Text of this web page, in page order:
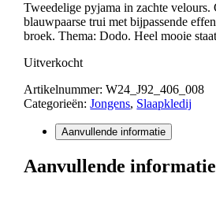
Tweedelige pyjama in zachte velours.
blauwpaarse trui met bijpassende
broek. Thema: Dodo. Heel mooie
Uitverkocht
Artikelnummer:W24_J92_406_008
Categorieën:Jongens, Slaapkledij
Aanvullende informatie
Aanvullende informatie